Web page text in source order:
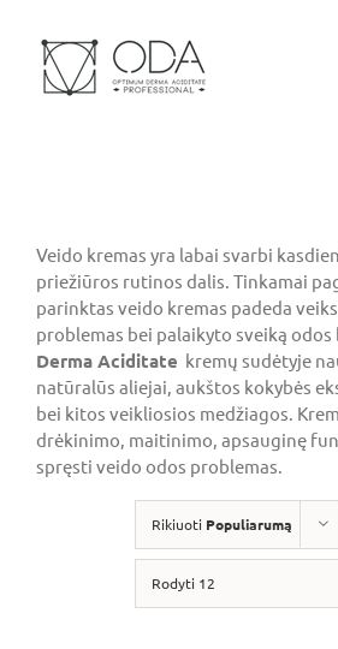
content
Veido kremas yra labai svarbi
priežiūros rutinos dalis. Tinkamai
parinktas veido kremas padeda
problemas bei palaikyto sveiką odos
Derma Aciditate kremų sudėtyje
natūralūs aliejai, aukštos kokybės
bei kitos veikliosios medžiagos.
drėkinimo, maitinimo, apsauginę
spręsti veido odos problemas.
Rikiuoti Populiarumą
Rodyti 12